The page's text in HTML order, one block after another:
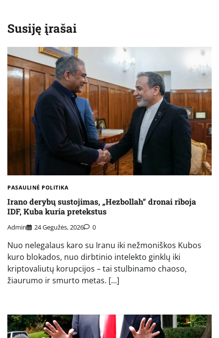
Susiję įrašai
PASAULINĖ POLITIKA
Irano derybų sustojimas, „Hezbollah“ dronai riboja
IDF, Kuba kuria pretekstus
Admin 24 Gegužės, 2026 0
Nuo nelegalaus karo su Iranu iki nežmoniškos Kubos
kuro blokados, nuo dirbtinio intelekto ginklų iki
kriptovaliutų korupcijos – tai stulbinamo chaoso,
žiaurumo ir smurto metas. […]